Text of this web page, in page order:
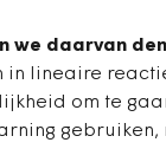
we daarvan
in lineaire
om te